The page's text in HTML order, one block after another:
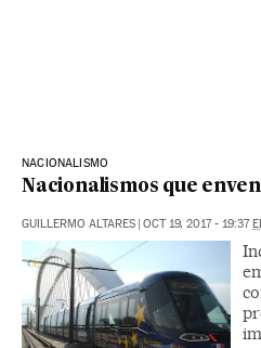
NACIONALISMO
Nacionalismos que
GUILLERMO ALTARES OCT 19, 2017 - 19:37